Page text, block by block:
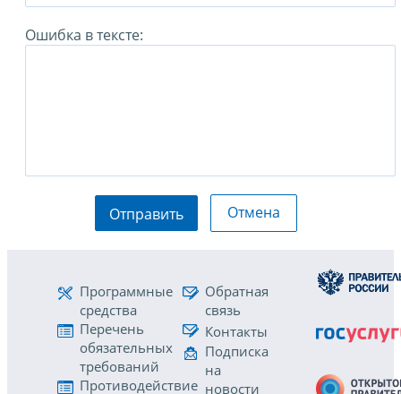
Ошибка в тексте:
Отправить Отмена
Программные
средства
Перечень
обязательных
требований
Противодействие
Обратная
связь
Контакты
Подписка
на
новости